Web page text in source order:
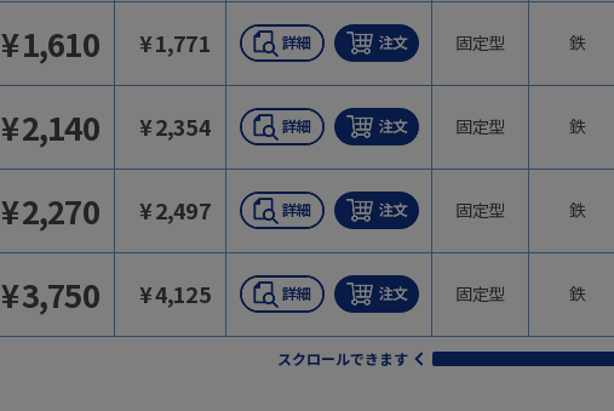
¥1,610 ¥1,771
¥2,140 ¥2,354
¥2,270 ¥2,497
¥3,750 ¥4,125
スクロールできます
固定型 鉄
固定型 鉄
固定型 鉄
固定型 鉄